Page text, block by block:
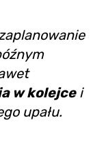
w kolejcei
upału.